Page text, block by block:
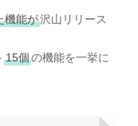
機能が沢山リリース
15個の機能を一挙に